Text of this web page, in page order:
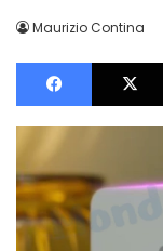
Maurizio Contina
Facebook